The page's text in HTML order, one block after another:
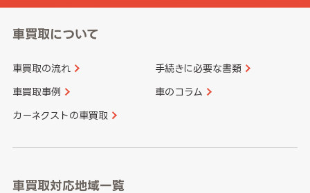
車買取について
車買取の流れ 手続きに必要な書類
車買取事例 車のコラム
カーネクストの車買取
車買取対応地域一覧